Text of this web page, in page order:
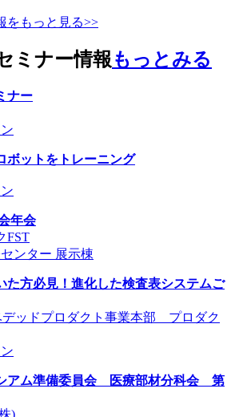
をもっと見る>>
ミナー情報もっとみる
ナー
ボットをトレーニング
年会
FST
ンター 展示棟
た方必見！進化した検査表システムご
ッドプロダクト事業本部 プロダク
アム準備委員会 医療部材分科会 第